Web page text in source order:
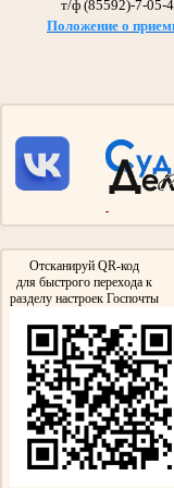
Дед Абдрашитовой Мусфиры
Медалью «За победу над
Участник
нарсудья
медалями «За
«За доблестный труд в
т/ф (85592)-7-05-
Положение о
Отсканируй QR-код
для быстрого перехода к
разделу настроек Госпочты